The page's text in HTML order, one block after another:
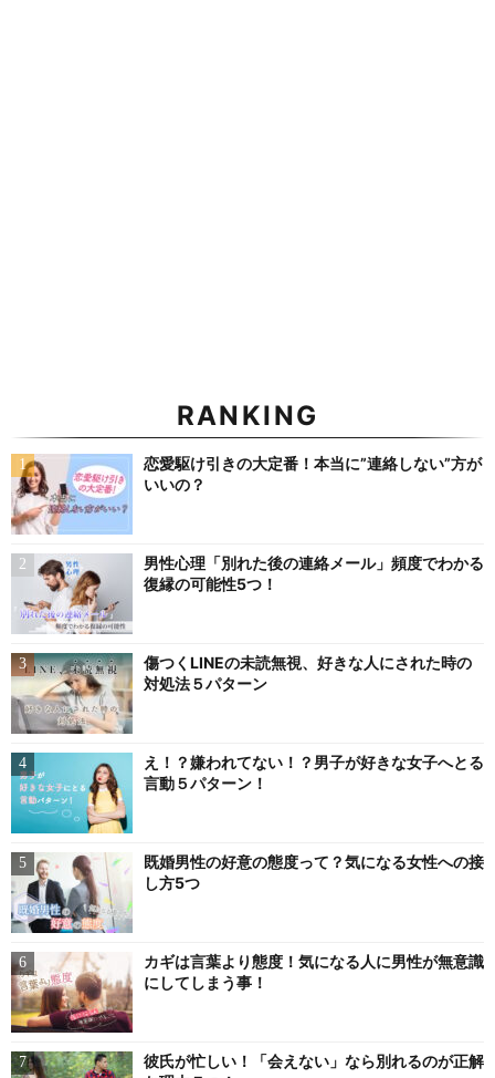
RANKING
恋愛駆け引きの大定番！本当に”連絡しない”方が
いいの？
男性心理「別れた後の連絡メール」頻度でわかる
復縁の可能性5つ！
傷つくLINEの未読無視、好きな人にされた時の
対処法５パターン
え！？嫌われてない！？男子が好きな女子へとる
言動５パターン！
既婚男性の好意の態度って？気になる女性への接
し方5つ
カギは言葉より態度！気になる人に男性が無意識
にしてしまう事！
彼氏が忙しい！「会えない」なら別れるのが正解